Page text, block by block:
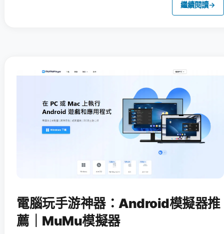
繼續閱讀→
電腦玩手游神器：Android模擬器推
薦｜MuMu模擬器